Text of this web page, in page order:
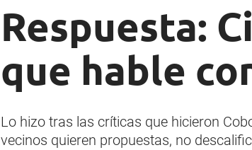
Respuesta:
que hable
Lo hizo tras las críticas que hicieron
vecinos quieren propuestas, no